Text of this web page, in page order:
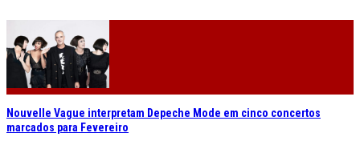
Nouvelle Vague interpretam Depeche Mode em cinco concertos
marcados para Fevereiro